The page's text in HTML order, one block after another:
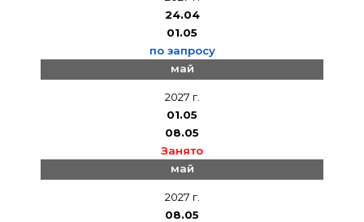
24.04
01.05
по запросу
май
2027 г.
01.05
08.05
Занято
май
2027 г.
08.05